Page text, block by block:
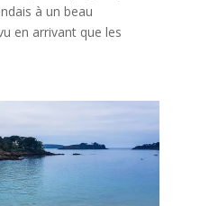
à un beau
en arrivant que les